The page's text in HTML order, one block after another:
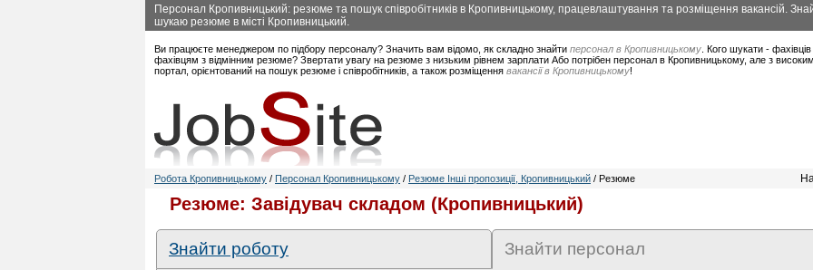
Персонал Кропивницький: резюме та пошук співробітників в Кропивницькому, працевлаштування та розміщення вакансій.
шукаю резюме в місті Кропивницький.
Ви працюєте менеджером по підбору персоналу? Значить вам відомо, як складно знайти персонал в Кропивницькому . Кого шукати -
фахівцям з відмінним резюме? Звертати увагу на резюме з низьким рівнем зарплати Або потрібен персонал в Кропивницькому, але з
портал, орієнтований на пошук резюме і співробітників, а також розміщення вакансії в Кропивницькому!
Робота Кропивницькому / Персонал Кропивницькому / Резюме Інші пропозиції, Кропивницький / Резюме
Резюме: Завідувач складом (Кропивницький)
Знайти роботу Знайти персонал